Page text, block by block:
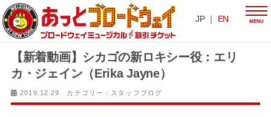
JP ｜ EN MENU
【新着動画】シカゴの新ロキシー役：エリ
カ・ジェイン（Erika Jayne）
2019.12.29 カテゴリー： スタッフブログ